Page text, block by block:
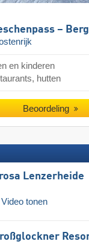
–
en kinderen
hutten
Beoordeling
Lenzerheide
tonen